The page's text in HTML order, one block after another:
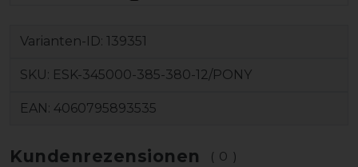
Varianten-ID: 139351
SKU: ESK-345000-385-380-12/PONY
EAN: 4060795893535
Kundenrezensionen (0)